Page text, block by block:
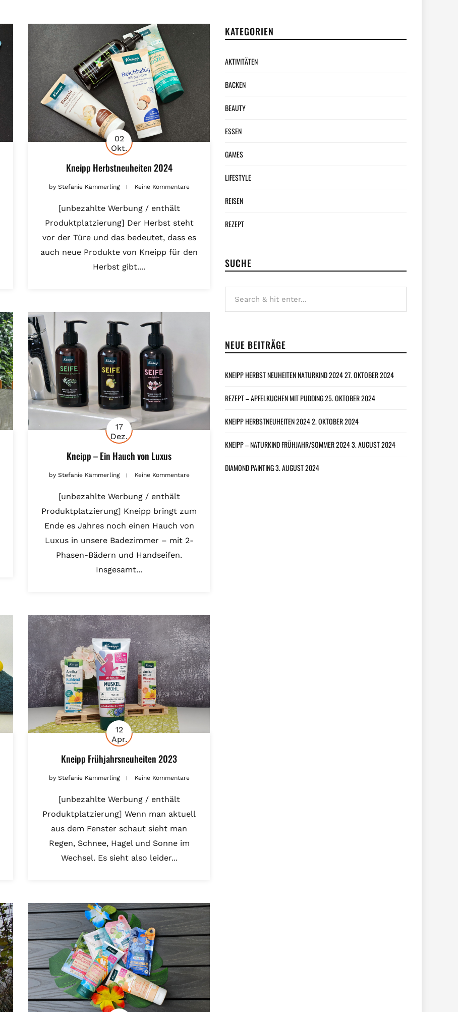
02
Okt.
Kneipp Herbstneuheiten 2024
byStefanie Kämmerling Keine Kommentare
[unbezahlte Werbung / enthält
Produktplatzierung] Der Herbst steht
vor der Türe und das bedeutet, dass es
auch neue Produkte von Kneipp für den
Herbst gibt....
17
Dez.
Kneipp – Ein Hauch von Luxus
byStefanie Kämmerling Keine Kommentare
[unbezahlte Werbung / enthält
Produktplatzierung] Kneipp bringt zum
Ende es Jahres noch einen Hauch von
Luxus in unsere Badezimmer – mit 2-
Phasen-Bädern und Handseifen.
Insgesamt...
12
Apr.
Kneipp Frühjahrsneuheiten 2023
byStefanie Kämmerling Keine Kommentare
[unbezahlte Werbung / enthält
Produktplatzierung] Wenn man aktuell
aus dem Fenster schaut sieht man
Regen, Schnee, Hagel und Sonne im
Wechsel. Es sieht also leider...
KATEGORIEN
AKTIVITÄTEN
BACKEN
BEAUTY
ESSEN
GAMES
LIFESTYLE
REISEN
REZEPT
SUCHE
NEUE BEITRÄGE
KNEIPP HERBST NEUHEITEN NATURKIND 202427. OKTOBER 2024
REZEPT – APFELKUCHEN MIT PUDDING25. OKTOBER 2024
KNEIPP HERBSTNEUHEITEN 20242. OKTOBER 2024
KNEIPP – NATURKIND FRÜHJAHR/SOMMER 20243. AUGUST 2024
DIAMOND PAINTING3. AUGUST 2024